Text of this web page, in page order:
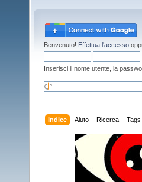
Benvenuto! Effettua l'accesso
Inserisci il nome utente, la
Indice Aiuto Ricerca Tags